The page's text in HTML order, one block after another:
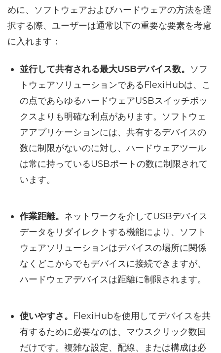
めに、ソフトウェアおよびハードウェアの方法を選
択する際、ユーザーは通常以下の重要な要素を考慮
に入れます：
並行して共有される最大USBデバイス数。 ソフ
トウェアソリューションであるFlexiHubは、こ
の点であらゆるハードウェアUSBスイッチボッ
クスよりも明確な利点があります。ソフトウェ
アアプリケーションには、共有するデバイスの
数に制限がないのに対し、ハードウェアツール
は常に持っているUSBポートの数に制限されて
います。
作業距離。 ネットワークを介してUSBデバイス
データをリダイレクトする機能により、ソフト
ウェアソリューションはデバイスの場所に関係
なくどこからでもデバイスに接続できますが、
ハードウェアデバイスは距離に制限されます。
使いやすさ。 FlexiHubを使用してデバイスを共
有するために必要なのは、マウスクリック数回
だけです。複雑な設定、配線、または構成は必